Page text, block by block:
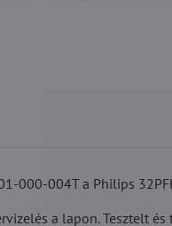
000-004T a Philips
a lapon. Tesztelt